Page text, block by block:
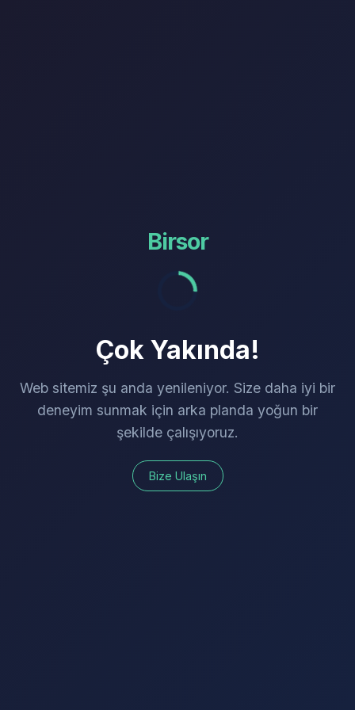
Birsor
Çok Yakında!
Web sitemiz şu anda yenileniyor. Size daha iyi bir
deneyim sunmak için arka planda yoğun bir
şekilde çalışıyoruz.
Bize Ulaşın